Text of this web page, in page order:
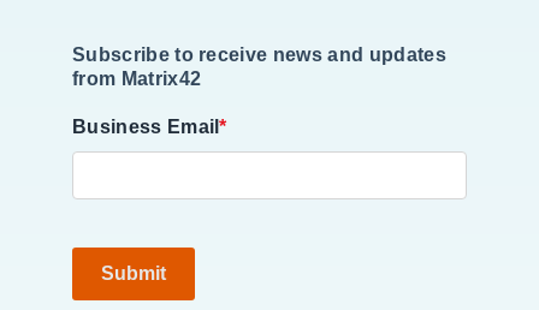
Subscribe to receive news and updates
from Matrix42
Business Email*
Submit